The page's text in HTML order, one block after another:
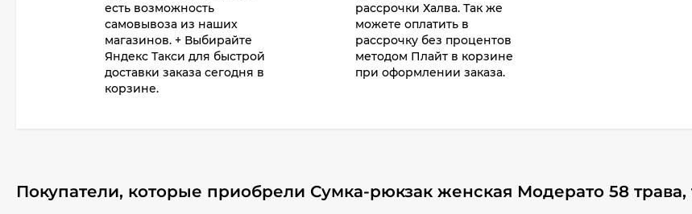
есть возможность
самовывоза из наших
магазинов. + Выбирайте
Яндекс Такси для быстрой
доставки заказа сегодня в
корзине.
рассрочки Халва. Так же
можете оплатить в
рассрочку без процентов
методом Плайт в корзине
при оформлении заказа.
Покупатели, которые приобрели Сумка-рюкзак женская Модерато 58 трава,